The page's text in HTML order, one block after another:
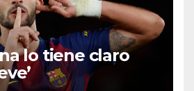
lo tiene claro